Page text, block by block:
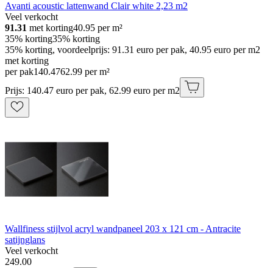
Avanti acoustic lattenwand Clair white 2,23 m2
Veel verkocht
91.31 met korting40.95 per m²
35% korting35% korting
35% korting, voordeelprijs: 91.31 euro per pak, 40.95 euro per m2
met korting
per pak140.4762.99 per m²
Prijs: 140.47 euro per pak, 62.99 euro per m2
Wallfiness stijlvol acryl wandpaneel 203 x 121 cm - Antracite
satijnglans
Veel verkocht
249.00